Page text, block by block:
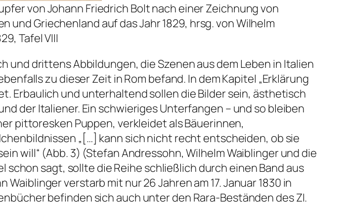
von Johann Friedrich Bolt nach einer Zeichnung von
und Griechenland auf das Jahr 1829, hrsg. von Wilhelm
Tafel VIII
und drittens Abbildungen, die Szenen aus dem Leben in Italien
zu dieser Zeit in Rom befand. In dem Kapitel „Erklärung
Erbaulich und unterhaltend sollen die Bilder sein, ästhetisch
der Italiener. Ein schwieriges Unterfangen – und so bleiben
pittoresken Puppen, verkleidet als Bäuerinnen,
„[…] kann sich nicht recht entscheiden, ob sie
will“ (Abb. 3) (Stefan Andressohn,Wilhelm Waiblinger und die
schon sagt, sollte die Reihe schließlich durch einen Band aus
verstarb mit nur 26 Jahren am 17. Januar 1830 in
befinden sich auch unter den Rara-Beständen des ZI.